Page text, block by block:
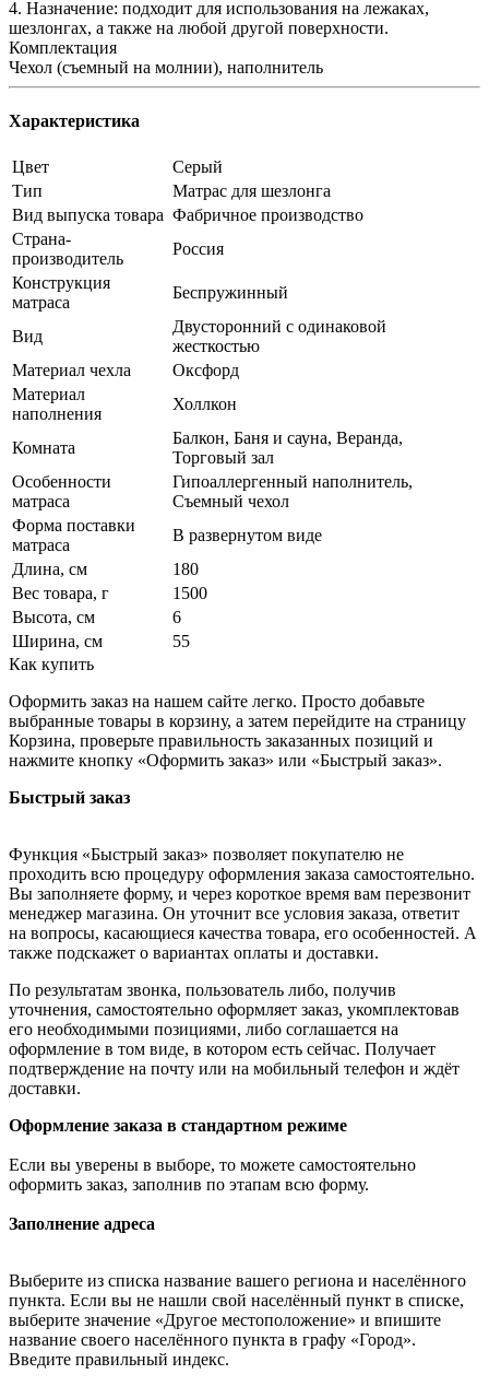
4. Назначение: подходит для использования на лежаках,
шезлонгах, а также на любой другой поверхности.
Комплектация
Чехол (съемный на молнии), наполнитель
Характеристика
Цвет
Серый
Тип
Матрас для шезлонга
Вид выпуска товара Фабричное производство
Страна-
производитель
Россия
Конструкция
матраса
Беспружинный
Вид
Двусторонний с одинаковой
жесткостью
Материал чехла
Оксфорд
Материал
наполнения
Холлкон
Комната
Балкон, Баня и сауна, Веранда,
Торговый зал
Особенности
матраса
Гипоаллергенный наполнитель,
Съемный чехол
Форма поставки
матраса
В развернутом виде
Длина, см
180
Вес товара, г
1500
Высота, см
6
Ширина, см
55
Как купить
Оформить заказ на нашем сайте легко. Просто добавьте
выбранные товары в корзину, а затем перейдите на страницу
Корзина, проверьте правильность заказанных позиций и
нажмите кнопку «Оформить заказ» или «Быстрый заказ».
Быстрый заказ
Функция «Быстрый заказ» позволяет покупателю не
проходить всю процедуру оформления заказа самостоятельно.
Вы заполняете форму, и через короткое время вам перезвонит
менеджер магазина. Он уточнит все условия заказа, ответит
на вопросы, касающиеся качества товара, его особенностей. А
также подскажет о вариантах оплаты и доставки.
По результатам звонка, пользователь либо, получив
уточнения, самостоятельно оформляет заказ, укомплектовав
его необходимыми позициями, либо соглашается на
оформление в том виде, в котором есть сейчас. Получает
подтверждение на почту или на мобильный телефон и ждёт
доставки.
Оформление заказа в стандартном режиме
Если вы уверены в выборе, то можете самостоятельно
оформить заказ, заполнив по этапам всю форму.
Заполнение адреса
Выберите из списка название вашего региона и населённого
пункта. Если вы не нашли свой населённый пункт в списке,
выберите значение «Другое местоположение» и впишите
название своего населённого пункта в графу «Город».
Введите правильный индекс.